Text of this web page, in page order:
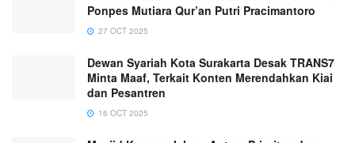
Ponpes Mutiara Qur’an Putri Pracimantoro
27 OCT 2025
Dewan Syariah Kota Surakarta Desak TRANS7
Minta Maaf, Terkait Konten Merendahkan Kiai
dan Pesantren
16 OCT 2025